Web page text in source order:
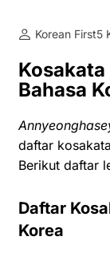
Korean First5
Bahasa
daftar
Berikut daftar
Daftar
Korea